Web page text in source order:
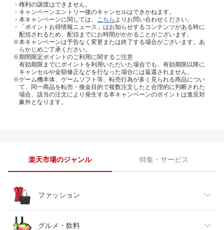
・権利の譲渡はできません。
・キャンペーンエントリー後のキャンセルはできかねます。
・本キャンペーンに関しては、 こちら よりお問い合わせください。
・「ポイントお得情報ニュース」はお知らせするコンテンツがある時に
配信されるため、配信までにお時間がかかることがございます。
※本キャンペーンは予告なく変更または終了する場合がございます。あ
らかじめご了承ください。
※期間限定ポイントのご利用に関するご注意
有効期限までにポイントを利用いただいた場合でも、有効期限以降に
キャンセルや金額修正などを行なった場合には返還されません。
※ゲーム機本体、ゲームソフト等、転売行為が多く見られる商品につい
て、同一商品を転売・換金目的で複数注文したと合理的に判断された
場合、該当の注文により発生する本キャンペーンのポイントは進呈対
象外となります。
楽天市場のジャンル 特集・サービス
ファッション
レディースファッション
グルメ・飲料